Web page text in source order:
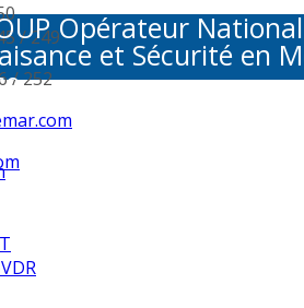
/ 249
/ 252
Opérateur
et Sécurité en